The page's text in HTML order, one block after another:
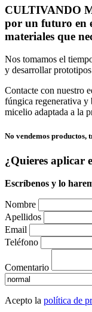
CULTIVANDO
por un futuro en
materiales que
Nos tomamos el
y desarrollar
Contacte con nuestro
fúngica regenerativa y
micelio adaptada a la
No vendemos productos,
¿Quieres aplicar
Escríbenos y lo
Nombre
Apellidos
Email
Teléfono
Comentario
Acepto la política de